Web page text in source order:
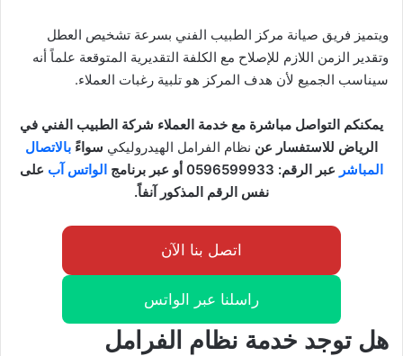
ويتميز فريق صيانة مركز الطبيب الفني بسرعة تشخيص العطل
وتقدير الزمن اللازم للإصلاح مع الكلفة التقديرية المتوقعة علماً أنه
سيناسب الجميع لأن هدف المركز هو تلبية رغبات العملاء.
يمكنكم التواصل مباشرة مع خدمة العملاء شركة الطبيب الفني في
الرياض للاستفسار عن نظام الفرامل الهيدروليكي سواءً بالاتصال
المباشر عبر الرقم: 0596599933 أو عبر برنامج الواتس آب على
نفس الرقم المذكور آنفاً.
اتصل بنا الآن
راسلنا عبر الواتس
هل توجد خدمة نظام الفرامل